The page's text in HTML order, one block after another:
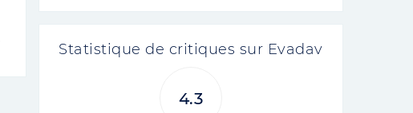
Statistique de critiques sur Evadav
4.3